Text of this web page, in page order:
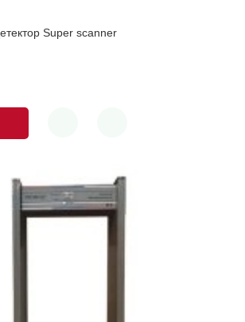
Super scanner